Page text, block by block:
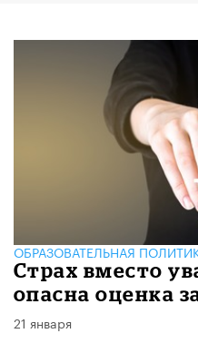
ОБРАЗОВАТЕЛЬНАЯ
Страх вместо
опасна оценка
21 января